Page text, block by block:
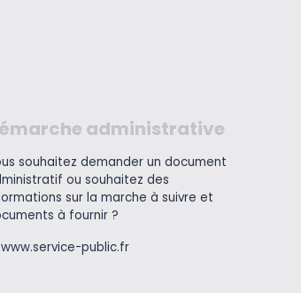
administrative
souhaitez demander un document
ou souhaitez des
sur la marche à suivre et
à fournir ?
www.service-public.fr